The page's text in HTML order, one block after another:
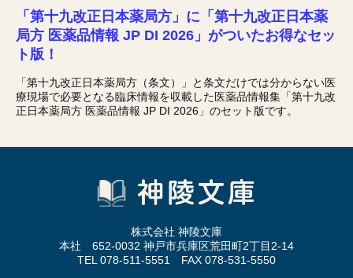
「第十九改正日本薬局方」に「第十九改正日本薬
局方 医薬品情報 JP DI 2026」がついたお得なセッ
ト版！
「第十九改正日本薬局方（条文）」と条文だけでは分からない医
療現場で必要となる臨床情報を収載した医薬品情報集「第十九改
正日本薬局方 医薬品情報 JP DI 2026」のセット版です。
株式会社 神陵文庫
本社 652-0032 神戸市兵庫区荒田町2丁目2-14
TEL 078-511-5551 FAX 078-531-5550